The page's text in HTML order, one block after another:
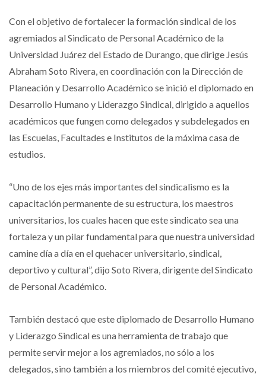
Con el objetivo de fortalecer la formación sindical de los
agremiados al Sindicato de Personal Académico de la
Universidad Juárez del Estado de Durango, que dirige Jesús
Abraham Soto Rivera, en coordinación con la Dirección de
Planeación y Desarrollo Académico se inició el diplomado en
Desarrollo Humano y Liderazgo Sindical, dirigido a aquellos
académicos que fungen como delegados y subdelegados en
las Escuelas, Facultades e Institutos de la máxima casa de
estudios.
“Uno de los ejes más importantes del sindicalismo es la
capacitación permanente de su estructura, los maestros
universitarios, los cuales hacen que este sindicato sea una
fortaleza y un pilar fundamental para que nuestra universidad
camine día a día en el quehacer universitario, sindical,
deportivo y cultural”, dijo Soto Rivera, dirigente del Sindicato
de Personal Académico.
También destacó que este diplomado de Desarrollo Humano
y Liderazgo Sindical es una herramienta de trabajo que
permite servir mejor a los agremiados, no sólo a los
delegados, sino también a los miembros del comité ejecutivo,